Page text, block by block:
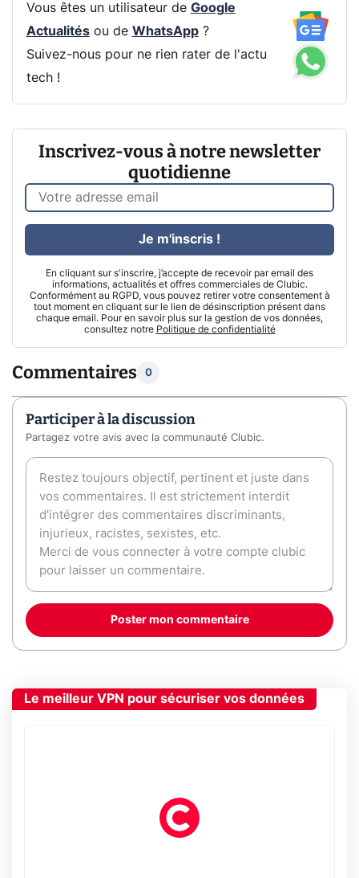
Vous êtes un utilisateur de Google
Actualitésou de WhatsApp?
Suivez-nous pour ne rien rater de l'actu
tech !
Inscrivez-vous à notre newsletter
quotidienne
En cliquant sur s'inscrire, j’accepte de recevoir par email des
informations, actualités et offres commerciales de Clubic.
Conformément au RGPD, vous pouvez retirer votre consentement à
tout moment en cliquant sur le lien de désinscription présent dans
chaque email. Pour en savoir plus sur la gestion de vos données,
consultez notre Politique de confidentialité
Je m'inscris !
Commentaires 0
Participer à la discussion
Partagez votre avis avec la communauté Clubic.
Poster mon commentaire
Le meilleur VPN pour sécuriser vos données